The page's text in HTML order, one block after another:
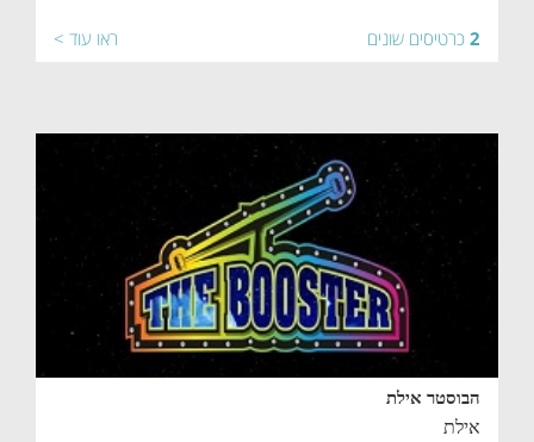
2 כרטיסים שונים ראו עוד >
הבוסטר אילת
אילת